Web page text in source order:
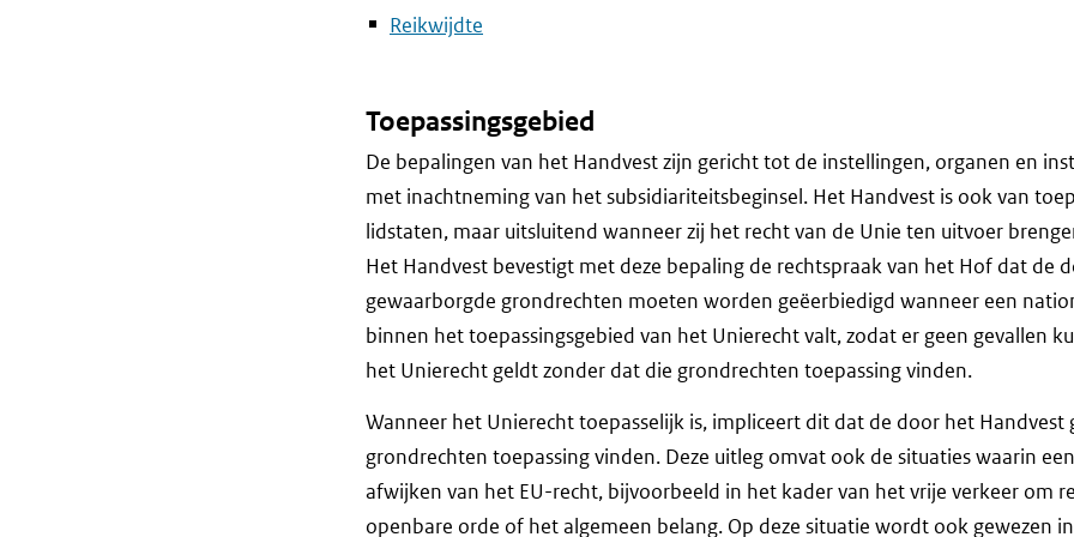
Reikwijdte
Toepassingsgebied
De bepalingen van het Handvest zijn gericht tot de instellingen, organen en
met inachtneming van het subsidiariteitsbeginsel. Het Handvest is ook van
lidstaten, maar uitsluitend wanneer zij het recht van de Unie ten uitvoer
Het Handvest bevestigt met deze bepaling de rechtspraak van het Hof dat de
gewaarborgde grondrechten moeten worden geëerbiedigd wanneer een
binnen het toepassingsgebied van het Unierecht valt, zodat er geen gevallen
het Unierecht geldt zonder dat die grondrechten toepassing vinden.
Wanneer het Unierecht toepasselijk is, impliceert dit dat de door het Handvest
grondrechten toepassing vinden. Deze uitleg omvat ook de situaties waarin
afwijken van het EU-recht, bijvoorbeeld in het kader van het vrije verkeer om
openbare orde of het algemeen belang. Op deze situatie wordt ook gewezen